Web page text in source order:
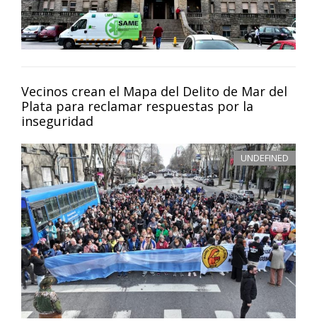
Vecinos crean el Mapa del Delito de Mar del
Plata para reclamar respuestas por la
inseguridad
UNDEFINED